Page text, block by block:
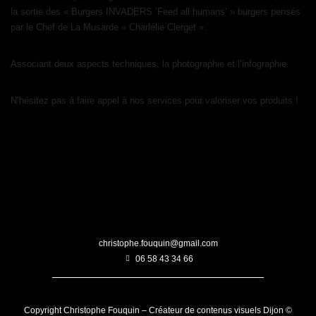
la sortie des « Burgers INVADERS ‘Feed all humans’ » burgers pensés
par le Chef de La Musarde « Charlélie Clerget ».
Associant deux aspects techniques, la photographie et l’infographie.
N’hésitez pas à faire appel à nos services pour valoriser vos produits !
christophe.fouquin@gmail.com
06 58 43 34 66
Copyright Christophe Fouquin – Créateur de contenus visuels Dijon ©